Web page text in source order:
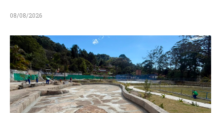
08/08/2026